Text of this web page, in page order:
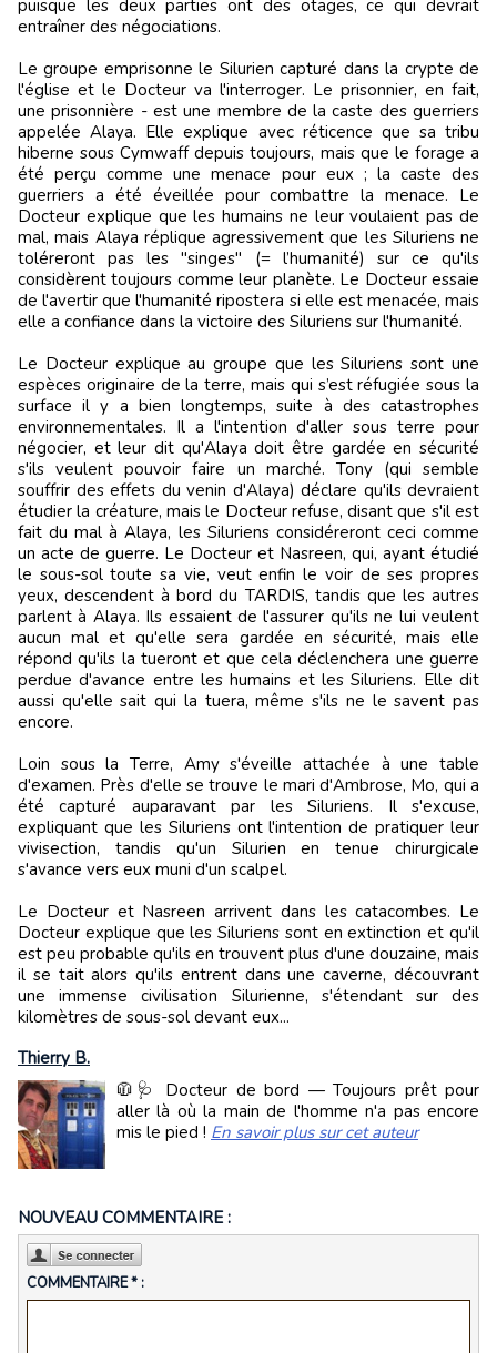
puisque les deux parties ont des otages, ce qui devrait
entraîner des négociations.
Le groupe emprisonne le Silurien capturé dans la crypte de
l'église et le Docteur va l'interroger. Le prisonnier, en fait,
une prisonnière - est une membre de la caste des guerriers
appelée Alaya. Elle explique avec réticence que sa tribu
hiberne sous Cymwaff depuis toujours, mais que le forage a
été perçu comme une menace pour eux ; la caste des
guerriers a été éveillée pour combattre la menace. Le
Docteur explique que les humains ne leur voulaient pas de
mal, mais Alaya réplique agressivement que les Siluriens ne
toléreront pas les "singes" (= l’humanité) sur ce qu'ils
considèrent toujours comme leur planète. Le Docteur essaie
de l'avertir que l'humanité ripostera si elle est menacée, mais
elle a confiance dans la victoire des Siluriens sur l'humanité.
Le Docteur explique au groupe que les Siluriens sont une
espèces originaire de la terre, mais qui s’est réfugiée sous la
surface il y a bien longtemps, suite à des catastrophes
environnementales. Il a l'intention d'aller sous terre pour
négocier, et leur dit qu'Alaya doit être gardée en sécurité
s'ils veulent pouvoir faire un marché. Tony (qui semble
souffrir des effets du venin d'Alaya) déclare qu'ils devraient
étudier la créature, mais le Docteur refuse, disant que s'il est
fait du mal à Alaya, les Siluriens considéreront ceci comme
un acte de guerre. Le Docteur et Nasreen, qui, ayant étudié
le sous-sol toute sa vie, veut enfin le voir de ses propres
yeux, descendent à bord du TARDIS, tandis que les autres
parlent à Alaya. Ils essaient de l'assurer qu'ils ne lui veulent
aucun mal et qu'elle sera gardée en sécurité, mais elle
répond qu'ils la tueront et que cela déclenchera une guerre
perdue d'avance entre les humains et les Siluriens. Elle dit
aussi qu'elle sait qui la tuera, même s'ils ne le savent pas
encore.
Loin sous la Terre, Amy s'éveille attachée à une table
d'examen. Près d'elle se trouve le mari d'Ambrose, Mo, qui a
été capturé auparavant par les Siluriens. Il s'excuse,
expliquant que les Siluriens ont l'intention de pratiquer leur
vivisection, tandis qu'un Silurien en tenue chirurgicale
s'avance vers eux muni d'un scalpel.
Le Docteur et Nasreen arrivent dans les catacombes. Le
Docteur explique que les Siluriens sont en extinction et qu'il
est peu probable qu'ils en trouvent plus d'une douzaine, mais
il se tait alors qu'ils entrent dans une caverne, découvrant
une immense civilisation Silurienne, s'étendant sur des
kilomètres de sous-sol devant eux...
Thierry B.
🧥🩺 Docteur de bord — Toujours prêt pour
aller là où la main de l'homme n'a pas encore
mis le pied ! En savoir plus sur cet auteur
NOUVEAU COMMENTAIRE :
COMMENTAIRE * :